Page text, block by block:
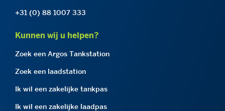
+31 (0) 88 1007 333
Kunnen wij u helpen?
Zoek een Argos Tankstation
Zoek een laadstation
Ik wil een zakelijke tankpas
Ik wil een zakelijke laadpas